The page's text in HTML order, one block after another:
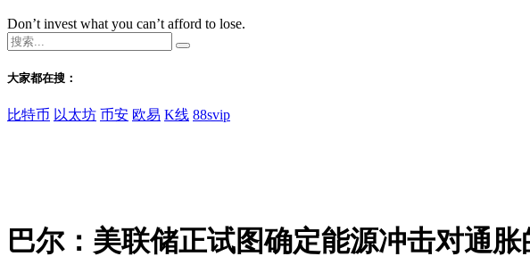
Don’t invest what you can’t afford to lose.
大家都在搜：
比特币 以太坊 币安 欧易 K线 88svip
巴尔：美联储正试图确定能源冲击对通胀